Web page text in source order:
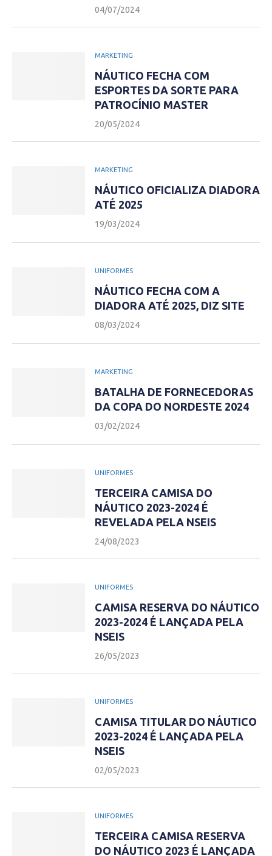
04/07/2024
MARKETING
NÁUTICO FECHA COM
ESPORTES DA SORTE PARA
PATROCÍNIO MASTER
20/05/2024
MARKETING
NÁUTICO OFICIALIZA DIADORA
ATÉ 2025
19/03/2024
UNIFORMES
NÁUTICO FECHA COM A
DIADORA ATÉ 2025, DIZ SITE
08/03/2024
MARKETING
BATALHA DE FORNECEDORAS
DA COPA DO NORDESTE 2024
03/02/2024
UNIFORMES
TERCEIRA CAMISA DO
NÁUTICO 2023-2024 É
REVELADA PELA NSEIS
24/08/2023
UNIFORMES
CAMISA RESERVA DO NÁUTICO
2023-2024 É LANÇADA PELA
NSEIS
26/05/2023
UNIFORMES
CAMISA TITULAR DO NÁUTICO
2023-2024 É LANÇADA PELA
NSEIS
02/05/2023
UNIFORMES
TERCEIRA CAMISA RESERVA
DO NÁUTICO 2023 É LANÇADA